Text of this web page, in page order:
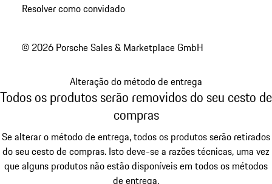
Resolver como convidado
© 2026 Porsche Sales & Marketplace GmbH
Alteração do método de entrega
Todos os produtos serão removidos do seu cesto de
compras
Se alterar o método de entrega, todos os produtos serão retirados
do seu cesto de compras. Isto deve-se a razões técnicas, uma vez
que alguns produtos não estão disponíveis em todos os métodos
de entrega.